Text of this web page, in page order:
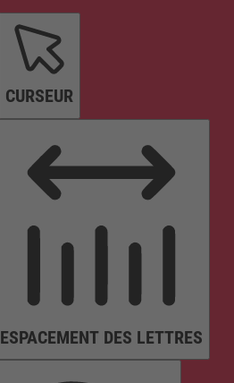
CURSEUR
ESPACEMENT DES LETTRES